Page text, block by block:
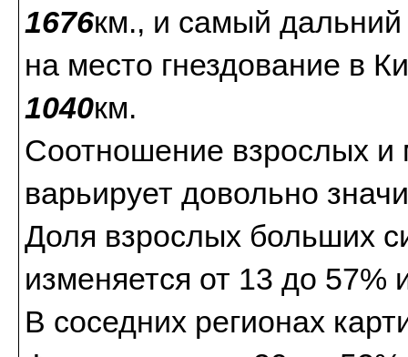
1676км., и самый дальний
на место гнездование в
1040км.
Соотношение взрослых и
варьирует довольно
Доля взрослых больших
изменяется от 13 до 57%
В соседних регионах